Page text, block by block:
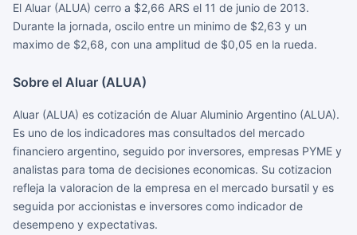
El Aluar (ALUA) cerro a $2,66 ARS el 11 de junio de 2013.
Durante la jornada, oscilo entre un minimo de $2,63 y un
maximo de $2,68, con una amplitud de $0,05 en la rueda.
Sobre el Aluar (ALUA)
Aluar (ALUA) es cotización de Aluar Aluminio Argentino (ALUA).
Es uno de los indicadores mas consultados del mercado
financiero argentino, seguido por inversores, empresas PYME y
analistas para toma de decisiones economicas. Su cotizacion
refleja la valoracion de la empresa en el mercado bursatil y es
seguida por accionistas e inversores como indicador de
desempeno y expectativas.